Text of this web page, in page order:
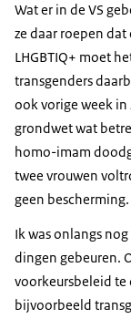
Wat er in de VS
ze daar roepen dat
LHGBTIQ+ moet
transgenders
ook vorige week in
grondwet wat
homo-imam
twee vrouwen
geen bescherming.
Ik was onlangs
dingen gebeuren.
voorkeursbeleid te
bijvoorbeeld